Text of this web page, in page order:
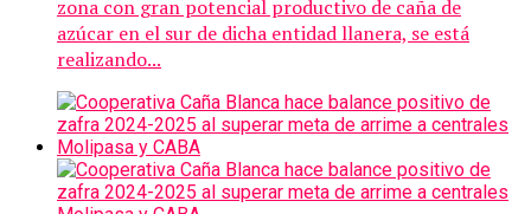
zona con gran potencial productivo de caña de
azúcar en el sur de dicha entidad llanera, se está
realizando...